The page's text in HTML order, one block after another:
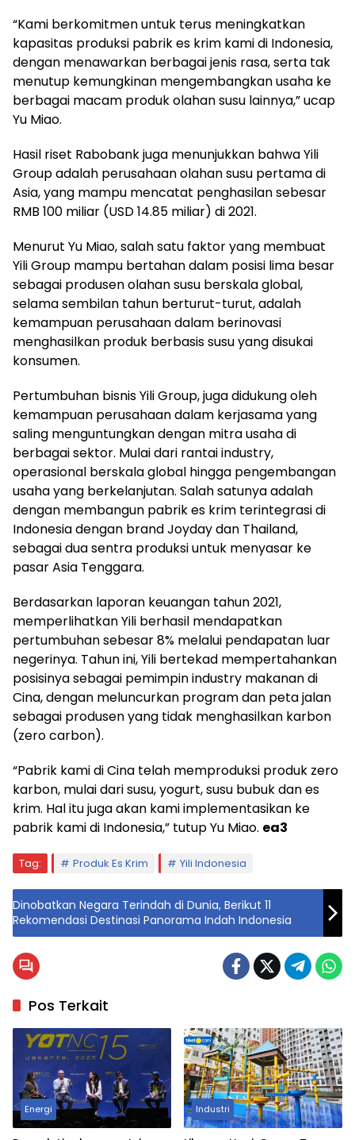
“Kami berkomitmen untuk terus meningkatkan
kapasitas produksi pabrik es krim kami di Indonesia,
dengan menawarkan berbagai jenis rasa, serta tak
menutup kemungkinan mengembangkan usaha ke
berbagai macam produk olahan susu lainnya,” ucap
Yu Miao.
Hasil riset Rabobank juga menunjukkan bahwa Yili
Group adalah perusahaan olahan susu pertama di
Asia, yang mampu mencatat penghasilan sebesar
RMB 100 miliar (USD 14.85 miliar) di 2021.
Menurut Yu Miao, salah satu faktor yang membuat
Yili Group mampu bertahan dalam posisi lima besar
sebagai produsen olahan susu berskala global,
selama sembilan tahun berturut-turut, adalah
kemampuan perusahaan dalam berinovasi
menghasilkan produk berbasis susu yang disukai
konsumen.
Pertumbuhan bisnis Yili Group, juga didukung oleh
kemampuan perusahaan dalam kerjasama yang
saling menguntungkan dengan mitra usaha di
berbagai sektor. Mulai dari rantai industry,
operasional berskala global hingga pengembangan
usaha yang berkelanjutan. Salah satunya adalah
dengan membangun pabrik es krim terintegrasi di
Indonesia dengan brand Joyday dan Thailand,
sebagai dua sentra produksi untuk menyasar ke
pasar Asia Tenggara.
Berdasarkan laporan keuangan tahun 2021,
memperlihatkan Yili berhasil mendapatkan
pertumbuhan sebesar 8% melalui pendapatan luar
negerinya. Tahun ini, Yili bertekad mempertahankan
posisinya sebagai pemimpin industry makanan di
Cina, dengan meluncurkan program dan peta jalan
sebagai produsen yang tidak menghasilkan karbon
(zero carbon).
“Pabrik kami di Cina telah memproduksi produk zero
karbon, mulai dari susu, yogurt, susu bubuk dan es
krim. Hal itu juga akan kami implementasikan ke
pabrik kami di Indonesia,” tutup Yu Miao. ea3
Tag: Produk Es Krim Yili Indonesia
Dinobatkan Negara Terindah di Dunia, Berikut 11
Rekomendasi Destinasi Panorama Indah Indonesia
Pos Terkait
Energi Industri